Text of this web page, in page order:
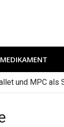
MEDIKAMENT
und MPC